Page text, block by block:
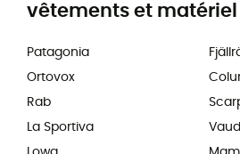
vêtements et matériel
Patagonia
Ortovox
Rab
La Sportiva